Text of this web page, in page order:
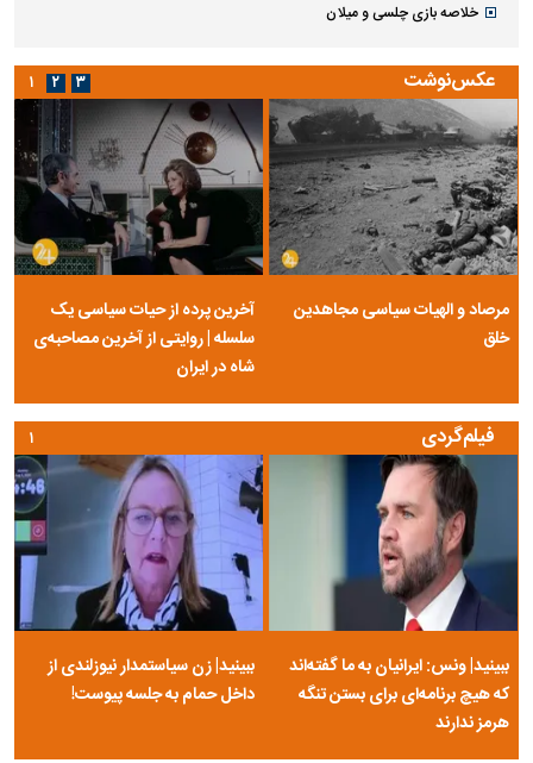
خلاصه بازی چلسی و میلان
عکس‌نوشت
مرصاد و الهیات سیاسی مجاهدین
خلق
آخرین پرده از حیات سیاسی یک
سلسله | روایتی از آخرین مصاحبه‌ی
شاه در ایران
۱ ۲ ۳
فیلم‌گردی
ببینید| ونس: ایرانیان به ما گفته‌اند
که هیچ برنامه‌ای برای بستن تنگه
هرمز ندارند
ببینید| زن سیاستمدار نیوزلندی از
داخل حمام به جلسه پیوست!
۱